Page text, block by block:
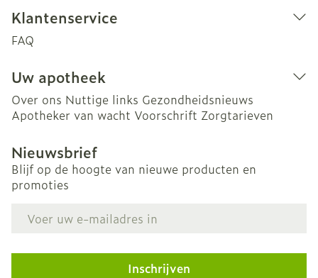
Klantenservice
FAQ
Uw apotheek
Over ons Nuttige links Gezondheidsnieuws
Apotheker van wacht Voorschrift Zorgtarieven
Nieuwsbrief
Blijf op de hoogte van nieuwe producten en
promoties
Inschrijven